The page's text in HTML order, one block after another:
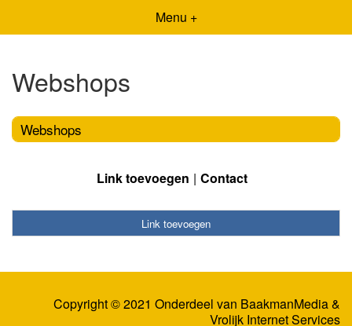
Menu +
Webshops
Webshops
Link toevoegen Contact
Link toevoegen
Copyright © 2021 Onderdeel van BaakmanMedia&
Vrolijk Internet Services